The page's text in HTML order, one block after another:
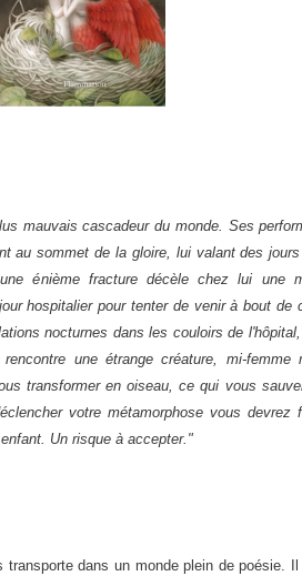
mauvais cascadeur du monde. Ses
au sommet de la gloire, lui valant des
énième fracture décèle chez lui une
hospitalier pour tenter de venir à bout de
nocturnes dans les couloirs de
une étrange créature, mi-femme
transformer en oiseau, ce qui vous
votre métamorphose vous devrez
Un risque à accepter."
dans un monde plein de poésie.